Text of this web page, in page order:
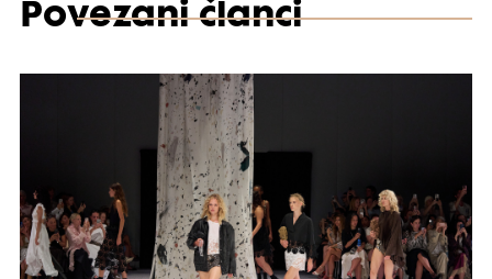
Povezani članci